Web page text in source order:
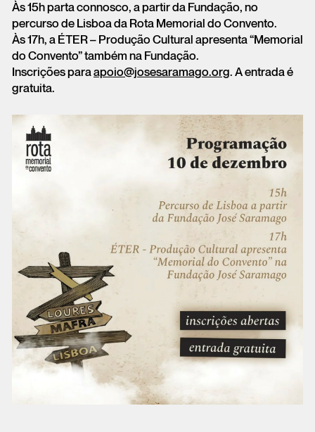
Às 15h parta connosco, a partir da Fundação, no
percurso de Lisboa da Rota Memorial do Convento.
Às 17h, a ÉTER – Produção Cultural apresenta “Memorial
do Convento” também na Fundação.
Inscrições paraapoio@josesaramago.org. A entrada é
gratuita.